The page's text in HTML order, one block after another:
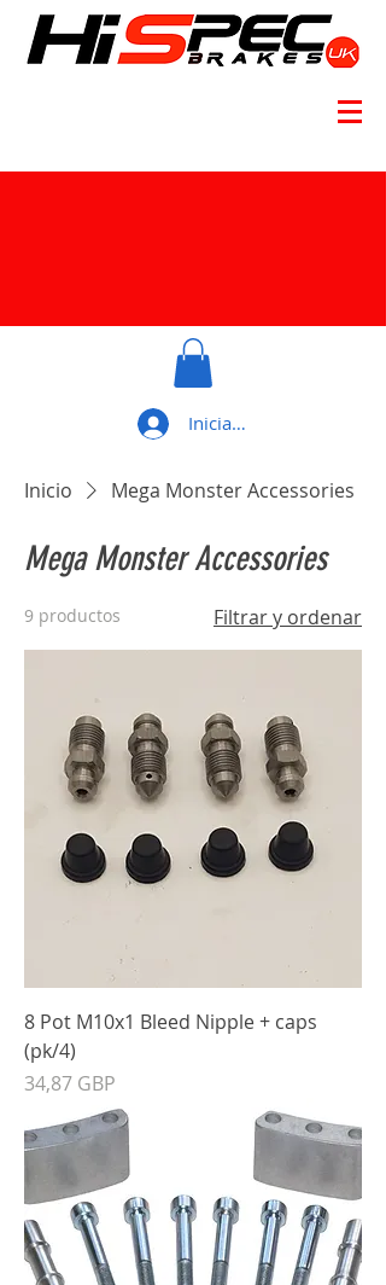
Iniciar sesión
Inicio Mega Monster Accessories
Mega Monster Accessories
9 productos Filtrar y ordenar
8 Pot M10x1 Bleed Nipple + caps
(pk/4)
Precio
34,87 GBP